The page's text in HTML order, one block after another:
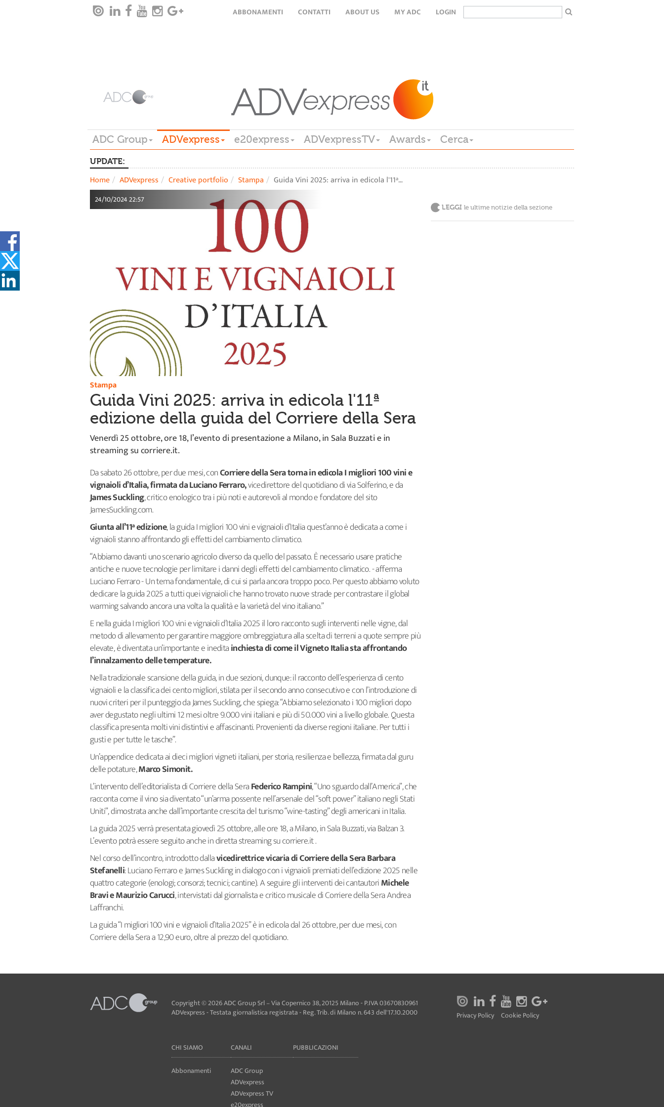
ABBONAMENTI CONTATTI ABOUT US MY ADC LOGIN
ADC Group ADVexpress e20express ADVexpressTV Awards Cerca
UPDATE:
Home ADVexpress Creative portfolio Stampa Guida Vini 2025: arriva in edicola l'11ª…
24/10/2024 22:57
Stampa
Guida Vini 2025: arriva in edicola l'11ª
edizione della guida del Corriere della Sera
Venerdì 25 ottobre, ore 18, l’evento di presentazione a Milano, in Sala Buzzati e in
streaming su corriere.it.
Da sabato 26 ottobre, per due mesi, conCorriere della Sera torna in edicola I migliori 100 vini e
vignaioli d’Italia, firmata da Luciano Ferraro,vicedirettore del quotidiano di via Solferino, e da
James Suckling, critico enologico tra i più noti e autorevoli al mondo e fondatore del sito
JamesSuckling.com.
Giunta all’11ª edizione, la guida I migliori 100 vini e vignaioli d’Italia quest’anno è dedicata a come i
vignaioli stanno affrontando gli effetti del cambiamento climatico.
“Abbiamo davanti uno scenario agricolo diverso da quello del passato. È necessario usare pratiche
antiche e nuove tecnologie per limitare i danni degli effetti del cambiamento climatico. - afferma
Luciano Ferraro - Un tema fondamentale, di cui si parla ancora troppo poco. Per questo abbiamo voluto
dedicare la guida 2025 a tutti quei vignaioli che hanno trovato nuove strade per contrastare il global
warming salvando ancora una volta la qualità e la varietà del vino italiano.”
E nella guida I migliori 100 vini e vignaioli d’Italia 2025 il loro racconto sugli interventi nelle vigne, dal
metodo di allevamento per garantire maggiore ombreggiatura alla scelta di terreni a quote sempre più
elevate, è diventata un’importante e ineditainchiesta di come il Vigneto Italia sta affrontando
l’innalzamento delle temperature.
Nella tradizionale scansione della guida, in due sezioni, dunque: il racconto dell’esperienza di cento
vignaioli e la classifica dei cento migliori, stilata per il secondo anno consecutivo e con l’introduzione di
nuovi criteri per il punteggio da James Suckling, che spiega: “Abbiamo selezionato i 100 migliori dopo
aver degustato negli ultimi 12 mesi oltre 9.000 vini italiani e più di 50.000 vini a livello globale. Questa
classifica presenta molti vini distintivi e affascinanti. Provenienti da diverse regioni italiane. Per tutti i
gusti e per tutte le tasche”.
Un’appendice dedicata ai dieci migliori vigneti italiani, per storia, resilienza e bellezza, firmata dal guru
delle potature,Marco Simonit.
L’intervento dell’editorialista di Corriere della SeraFederico Rampini, “Uno sguardo dall’America”, che
racconta come il vino sia diventato “un’arma possente nell’arsenale del “soft power” italiano negli Stati
Uniti”, dimostrata anche dall’importante crescita del turismo “wine-tasting” degli americani in Italia.
La guida 2025 verrà presentata giovedì 25 ottobre, alle ore 18, a Milano, in Sala Buzzati, via Balzan 3.
L’evento potrà essere seguito anche in diretta streaming su corriere.it .
Nel corso dell’incontro, introdotto dallavicedirettrice vicaria di Corriere della Sera Barbara
Stefanelli: Luciano Ferraro e James Suckling in dialogo con i vignaioli premiati dell’edizione 2025 nelle
quattro categorie (enologi; consorzi; tecnici; cantine). A seguire gli interventi dei cantautoriMichele
Bravi e Maurizio Carucci, intervistati dal giornalista e critico musicale di Corriere della Sera Andrea
Laffranchi.
La guida “I migliori 100 vini e vignaioli d’Italia 2025” è in edicola dal 26 ottobre, per due mesi, con
Corriere della Sera a 12,90 euro, oltre al prezzo del quotidiano.
LEGGI le ultime notizie della sezione
Copyright © 2026 ADC Group Srl – Via Copernico 38, 20125 Milano - P.IVA 03670830961
ADVexpress - Testata giornalistica registrata - Reg. Trib. di Milano n. 643 dell'17.10.2000
CHI SIAMO
Abbonamenti
CANALI
ADC Group
ADVexpress
ADVexpress TV
PUBBLICAZIONI
Privacy Policy Cookie Policy